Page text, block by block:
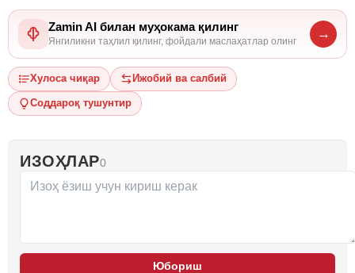
Zamin AI билан муҳокама қилинг
Янгиликни таҳлил қилинг, фойдали маслаҳатлар олинг
→
Хулоса чиқар Ижобий ва салбий
Соддароқ тушунтир
ИЗОҲЛАР0
Юбориш